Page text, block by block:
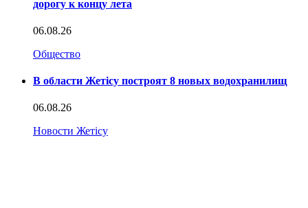
дорогу к концу лета
06.08.26
Общество
В области Жетісу построят 8 новых водохранилищ
06.08.26
Новости Жетісу